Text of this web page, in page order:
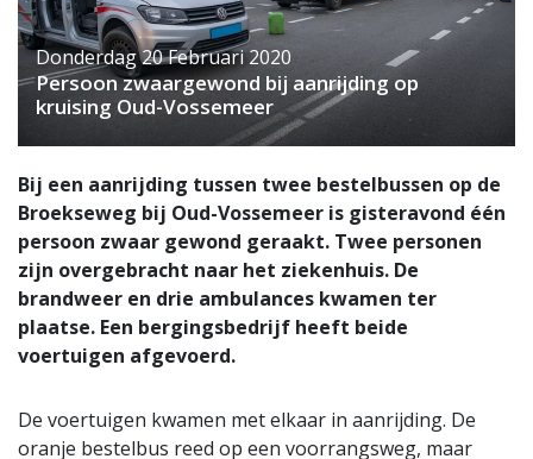
Donderdag 20 Februari 2020
Persoon zwaargewond bij aanrijding op
kruising Oud-Vossemeer
Bij een aanrijding tussen twee bestelbussen op de
Broekseweg bij Oud-Vossemeer is gisteravond één
persoon zwaar gewond geraakt. Twee personen
zijn overgebracht naar het ziekenhuis. De
brandweer en drie ambulances kwamen ter
plaatse. Een bergingsbedrijf heeft beide
voertuigen afgevoerd.
De voertuigen kwamen met elkaar in aanrijding. De
oranje bestelbus reed op een voorrangsweg, maar